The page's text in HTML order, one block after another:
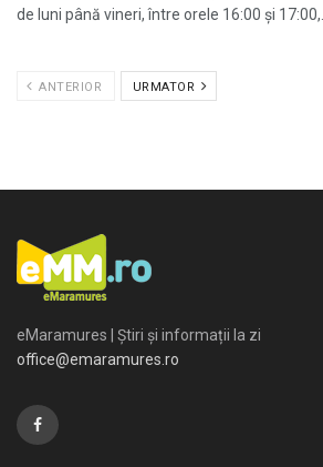
de luni până vineri, între orele 16:00 și 17:00,...
ANTERIOR URMATOR
eMaramures | Știri și informații la zi
office@emaramures.ro